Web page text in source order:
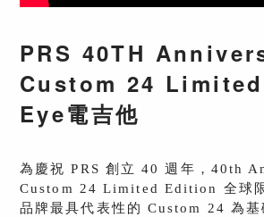
PRS 40TH
Custom 24
Eye電吉他
為慶祝 PRS 創立 40 週年，40th
Custom 24 Limited Edition 全球
品牌最具代表性的 Custom 24 為基